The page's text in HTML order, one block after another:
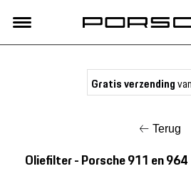
Gratis verzending
Terug
Oliefilter - Porsche 911 en 964